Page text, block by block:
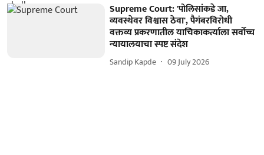
Supreme Court: 'पोलिसांकडे जा,
व्यवस्थेवर विश्वास ठेवा', पैगंबरविरोधी
वक्तव्य प्रकरणातील याचिकाकर्त्याला सर्वोच्च
न्यायालयाचा स्पष्ट संदेश
Sandip Kapde 09 July 2026